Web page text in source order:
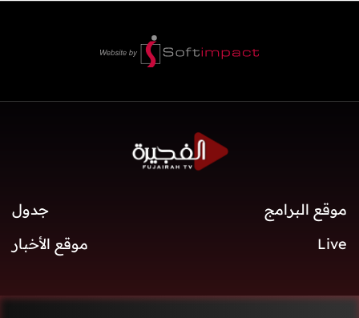
موقع البرامج
جدول
Live
موقع الأخبار